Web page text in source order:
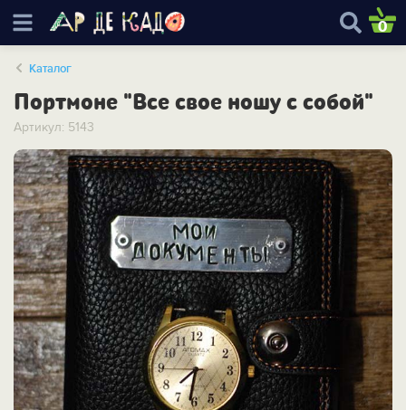
0
Каталог
Портмоне "Все свое ношу с собой"
Артикул: 5143